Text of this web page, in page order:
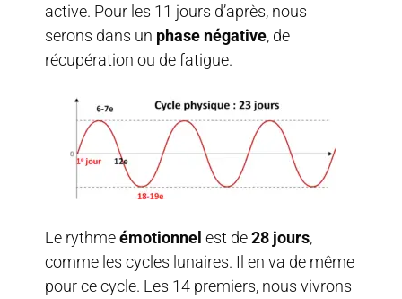
active. Pour les 11 jours d’après, nous
serons dans un phase négative, de
récupération ou de fatigue.
Le rythmeémotionnel est de28 jours,
comme les cycles lunaires. Il en va de même
pour ce cycle. Les 14 premiers, nous vivrons